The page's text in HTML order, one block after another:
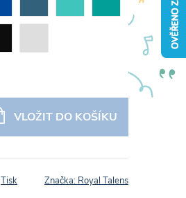
VLOŽIT DO KOŠÍKU
Tisk Značka: Royal Talens